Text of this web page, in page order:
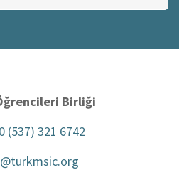
Birliği
(537) 321 6742